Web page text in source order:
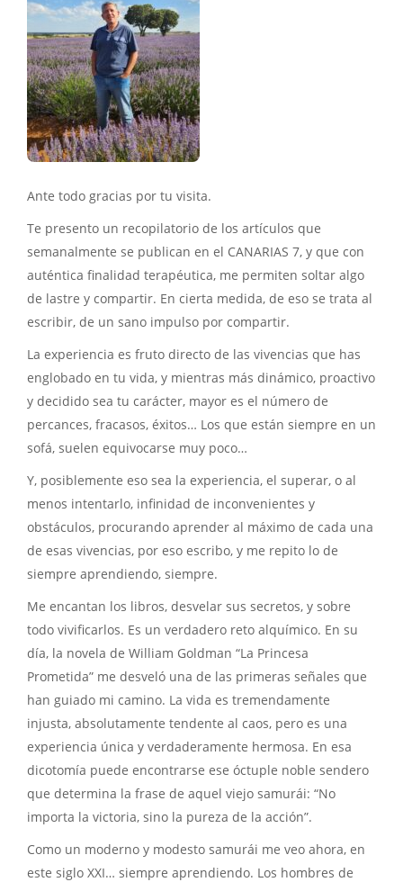
Ante todo gracias por tu visita.
Te presento un recopilatorio de los artículos que
semanalmente se publican en el CANARIAS 7, y que con
auténtica finalidad terapéutica, me permiten soltar algo
de lastre y compartir. En cierta medida, de eso se trata al
escribir, de un sano impulso por compartir.
La experiencia es fruto directo de las vivencias que has
englobado en tu vida, y mientras más dinámico, proactivo
y decidido sea tu carácter, mayor es el número de
percances, fracasos, éxitos… Los que están siempre en un
sofá, suelen equivocarse muy poco…
Y, posiblemente eso sea la experiencia, el superar, o al
menos intentarlo, infinidad de inconvenientes y
obstáculos, procurando aprender al máximo de cada una
de esas vivencias, por eso escribo, y me repito lo de
siempre aprendiendo, siempre.
Me encantan los libros, desvelar sus secretos, y sobre
todo vivificarlos. Es un verdadero reto alquímico. En su
día, la novela de William Goldman “La Princesa
Prometida” me desveló una de las primeras señales que
han guiado mi camino. La vida es tremendamente
injusta, absolutamente tendente al caos, pero es una
experiencia única y verdaderamente hermosa. En esa
dicotomía puede encontrarse ese óctuple noble sendero
que determina la frase de aquel viejo samurái: “No
importa la victoria, sino la pureza de la acción”.
Como un moderno y modesto samurái me veo ahora, en
este siglo XXI… siempre aprendiendo. Los hombres de